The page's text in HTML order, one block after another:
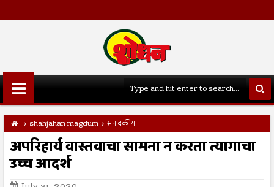
shahjahan magdum संपादकीय
अपरिहार्य वास्तवाचा सामना न करता त्यागाचा
उच्च आदर्श